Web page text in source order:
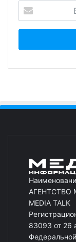
АГЕНТСТВО
MEDIA TALK
83093 от 26